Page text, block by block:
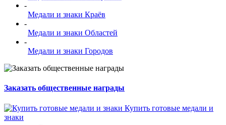
-
Медали и знаки Краёв
-
Медали и знаки Областей
-
Медали и знаки Городов
Заказать общественные награды
Купить готовые медали и
знаки